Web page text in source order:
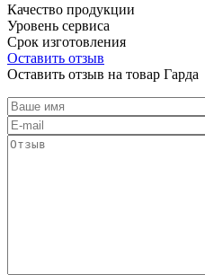
Качество продукции
Уровень сервиса
Срок изготовления
Оставить отзыв
Оставить отзыв на товар Гарда